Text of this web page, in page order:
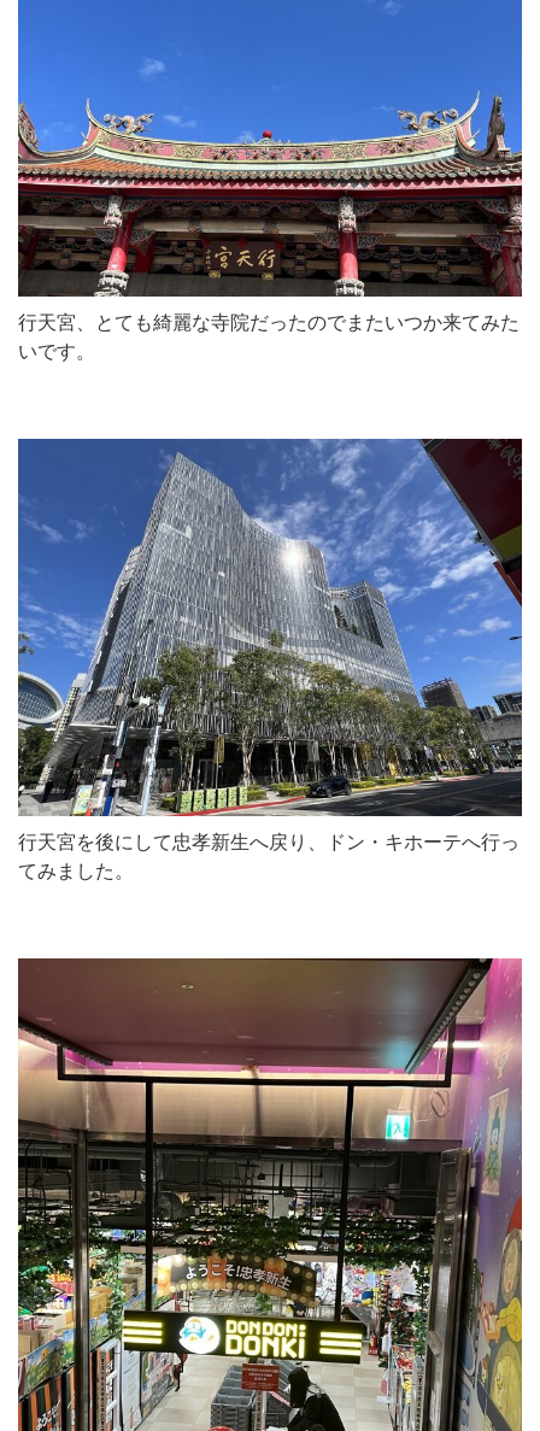
行天宮、とても綺麗な寺院だったのでまたいつか来てみた
いです。
行天宮を後にして忠孝新生へ戻り、ドン・キホーテへ行っ
てみました。